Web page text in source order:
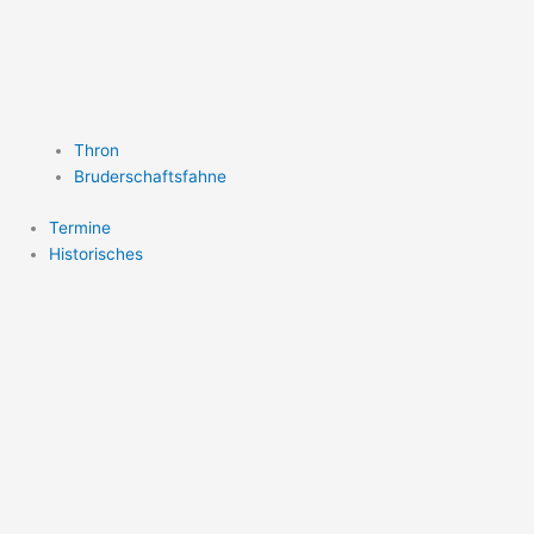
Thron
Bruderschaftsfahne
Termine
Historisches